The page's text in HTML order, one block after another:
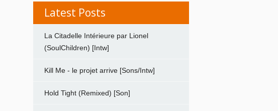
Latest Posts
La Citadelle Intérieure par Lionel
(SoulChildren) [Intw]
Kill Me - le projet arrive [Sons/Intw]
Hold Tight (Remixed) [Son]